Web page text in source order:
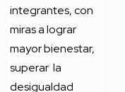
integrantes, con
miras a lograr
mayor bienestar,
superar la
desigualdad